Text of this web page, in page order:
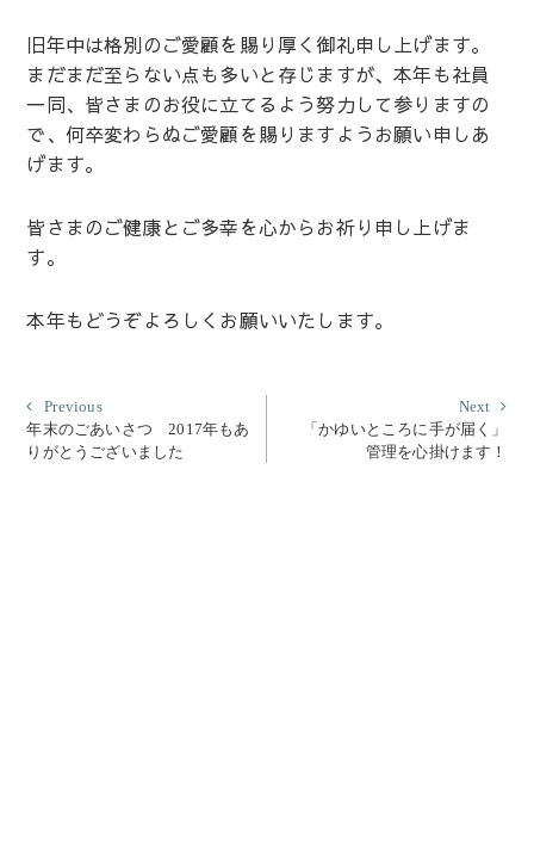
旧年中は格別のご愛顧を賜り厚く御礼申し上げます。
まだまだ至らない点も多いと存じますが、本年も社員
一同、皆さまのお役に立てるよう努力して参りますの
で、何卒変わらぬご愛顧を賜りますようお願い申しあ
げます。
皆さまのご健康とご多幸を心からお祈り申し上げま
す。
本年もどうぞよろしくお願いいたします。
投
稿
ナ
PreviousPrevious
post:
年末のごあいさつ 2017年もあ
りがとうございました
Next
「かゆいところに手が届く」
管理を心掛けます！